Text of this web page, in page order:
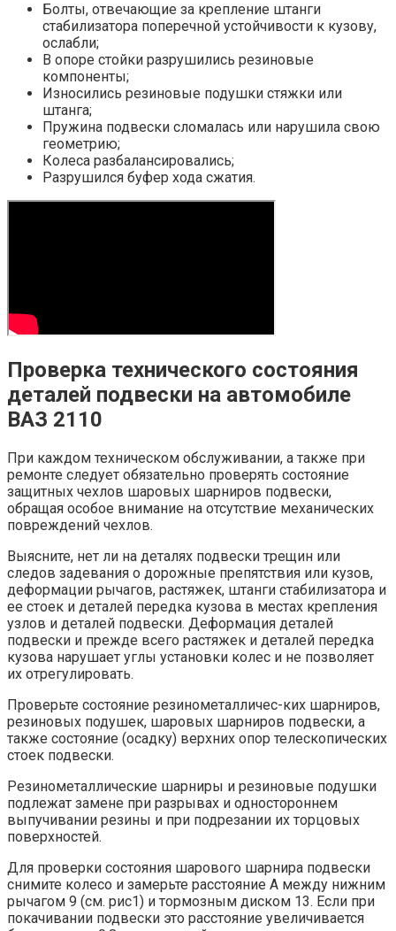
Болты, отвечающие за крепление штанги
стабилизатора поперечной устойчивости к кузову,
ослабли;
В опоре стойки разрушились резиновые
компоненты;
Износились резиновые подушки стяжки или
штанга;
Пружина подвески сломалась или нарушила свою
геометрию;
Колеса разбалансировались;
Разрушился буфер хода сжатия.
Проверка технического состояния
деталей подвески на автомобиле
ВАЗ 2110
При каждом техническом обслуживании, а также при
ремонте следует обязательно проверять состояние
защитных чехлов шаровых шарниров подвески,
обращая особое внимание на отсутствие механических
повреждений чехлов.
Выясните, нет ли на деталях подвески трещин или
следов задевания о дорожные препятствия или кузов,
деформации рычагов, растяжек, штанги стабилизатора и
ее стоек и деталей передка кузова в местах крепления
узлов и деталей подвески. Деформация деталей
подвески и прежде всего растяжек и деталей передка
кузова нарушает углы установки колес и не позволяет
их отрегулировать.
Проверьте состояние резинометалличес-ких шарниров,
резиновых подушек, шаровых шарниров подвески, а
также состояние (осадку) верхних опор телескопических
стоек подвески.
Резинометаллические шарниры и резиновые подушки
подлежат замене при разрывах и одностороннем
выпучивании резины и при подрезании их торцовых
поверхностей.
Для проверки состояния шарового шарнира подвески
снимите колесо и замерьте расстояние А между нижним
рычагом 9 (см. рис1) и тормозным диском 13. Если при
покачивании подвески это расстояние увеличивается